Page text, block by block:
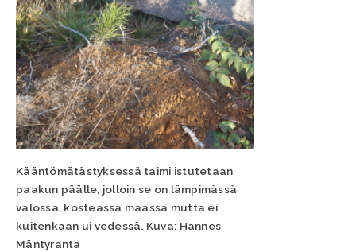
Kääntömätästyksessä taimi istutetaan
paakun päälle, jolloin se on lämpimässä
valossa, kosteassa maassa mutta ei
kuitenkaan ui vedessä. Kuva: Hannes
Mäntyranta